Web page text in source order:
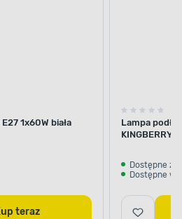
1x60W biała
Kup teraz
Lampa
KINGBERRY
Dostępne z
Dostępne w